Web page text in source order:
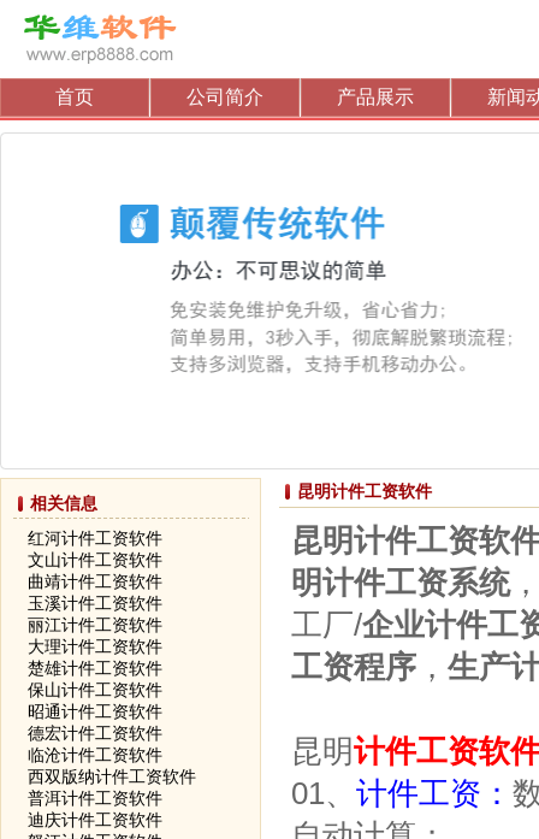
首页 公司简介 产品展示 新闻
昆明计件工资软件
昆明计件工资软
明计件工资系统
工厂/企业计件工
工资程序 ， 生产
昆明计件工资软
01、 计件工资：
相关信息
红河计件工资软件
文山计件工资软件
曲靖计件工资软件
玉溪计件工资软件
丽江计件工资软件
大理计件工资软件
楚雄计件工资软件
保山计件工资软件
昭通计件工资软件
德宏计件工资软件
临沧计件工资软件
西双版纳计件工资软件
普洱计件工资软件
迪庆计件工资软件